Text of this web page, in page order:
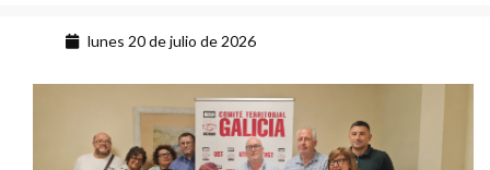
lunes 20 de julio de 2026